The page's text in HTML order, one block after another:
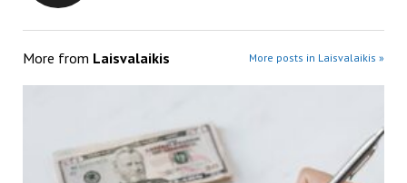
More from Laisvalaikis More posts in Laisvalaikis »